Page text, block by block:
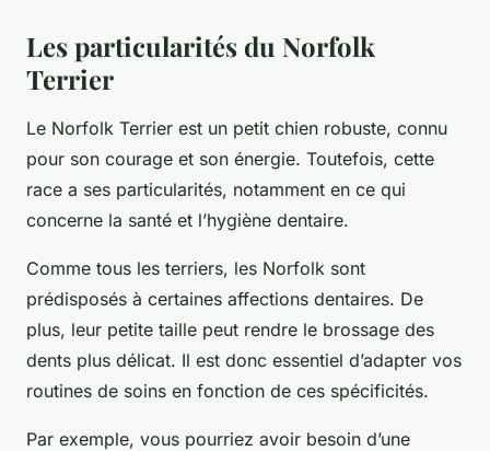
Les particularités du Norfolk
Terrier
Le Norfolk Terrier est un petit chien robuste, connu
pour son courage et son énergie. Toutefois, cette
race a ses particularités, notamment en ce qui
concerne la santé et l’hygiène dentaire.
Comme tous les terriers, les Norfolk sont
prédisposés à certaines affections dentaires. De
plus, leur petite taille peut rendre le brossage des
dents plus délicat. Il est donc essentiel d’adapter vos
routines de soins en fonction de ces spécificités.
Par exemple, vous pourriez avoir besoin d’une